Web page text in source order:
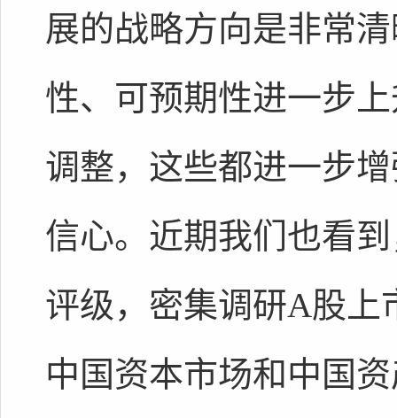
展的战略方向是非常
性、可预期性进一步
调整，这些都进一步
信心。近期我们也看
评级，密集调研A股上
中国资本市场和中国